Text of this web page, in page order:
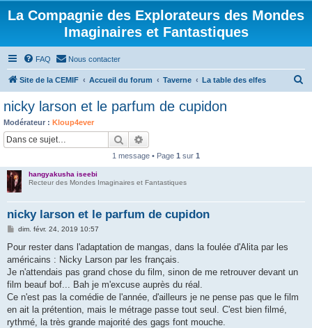
La Compagnie des Explorateurs des Mondes
Imaginaires et Fantastiques
FAQ Nous contacter
Site de la CEMIF Accueil du forum Taverne La table des elfes
nicky larson et le parfum de cupidon
Modérateur : Kloup4ever
Rechercher
1 message • Page 1 sur 1
hangyakusha iseebi
Recteur des Mondes Imaginaires et Fantastiques
nicky larson et le parfum de cupidon
M
s
a
g
dim. févr. 24, 2019 10:57
Pour rester dans l'adaptation de mangas, dans la foulée d'Alita par les
américains : Nicky Larson par les français.
Je n'attendais pas grand chose du film, sinon de me retrouver devant un
film beauf bof... Bah je m'excuse auprès du réal.
Ce n'est pas la comédie de l'année, d'ailleurs je ne pense pas que le film
en ait la prétention, mais le métrage passe tout seul. C'est bien filmé,
rythmé, la très grande majorité des gags font mouche.